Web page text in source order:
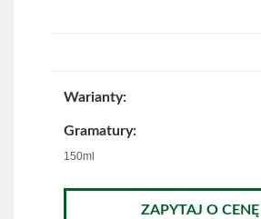
Warianty:
Gramatury:
150ml
ZAPYTAJ O CENĘ I